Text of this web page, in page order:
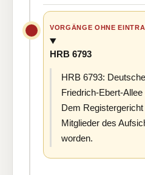
VORGÄNGE OHNE
HRB 6793
HRB 6793:
Friedrich-Ebert-Allee
Dem
Mitglieder des
worden.